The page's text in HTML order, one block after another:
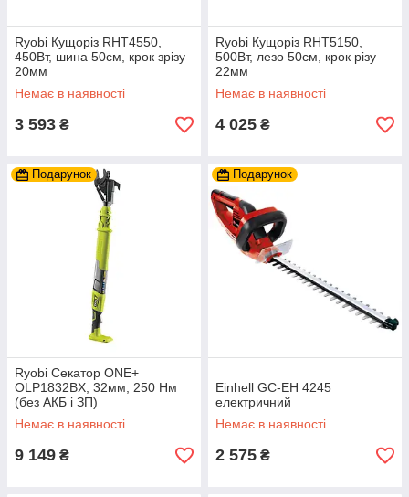
Ryobi Кущоріз RHT4550,
450Вт, шина 50см, крок зрізу
20мм
Немає в наявності
3 593 ₴
Ryobi Кущоріз RHT5150,
500Вт, лезо 50см, крок різу
22мм
Немає в наявності
4 025 ₴
Подарунок
Ryobi Секатор ONE+
OLP1832BX, 32мм, 250 Нм
(без АКБ і ЗП)
Немає в наявності
9 149 ₴
Подарунок
Einhell GC-EH 4245
електричний
Немає в наявності
2 575 ₴